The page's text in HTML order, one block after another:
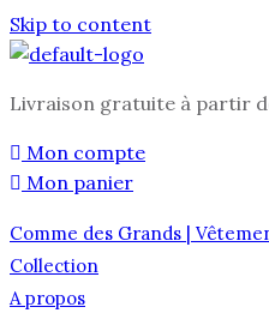
Skip to content
Livraison gratuite à partir
Mon compte
Mon panier
Comme des Grands |
Collection
A propos